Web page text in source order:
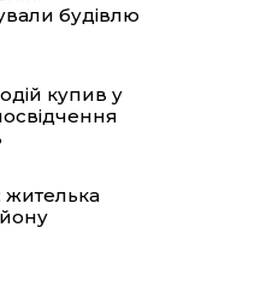
будівлю
купив у
жителька